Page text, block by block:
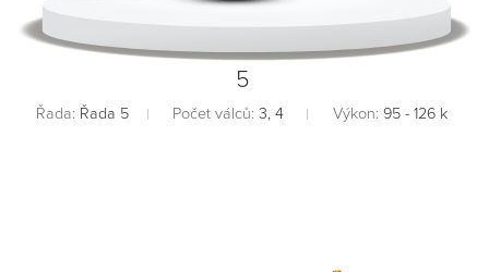
5
Řada: Řada 5 Počet válců: 3, 4 Výkon: 95 - 126 k